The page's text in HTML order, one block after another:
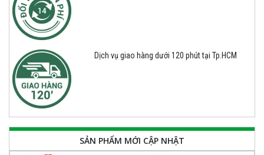
Dịch vụ giao hàng dưới 120 phút tại Tp.HCM
SẢN PHẨM MỚI CẬP NHẬT